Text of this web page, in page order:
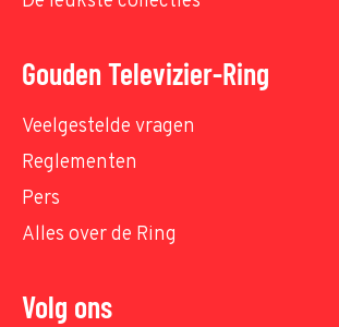
Gouden Televizier-Ring
Veelgestelde vragen
Reglementen
Pers
Alles over de Ring
Volg ons